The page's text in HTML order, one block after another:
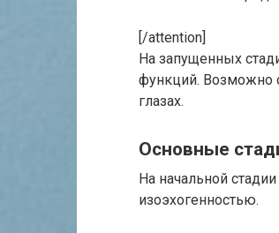
[/attention]
На запущенных
функций. Возможно
глазах.
Основные
На начальной
изоэхогенностью.